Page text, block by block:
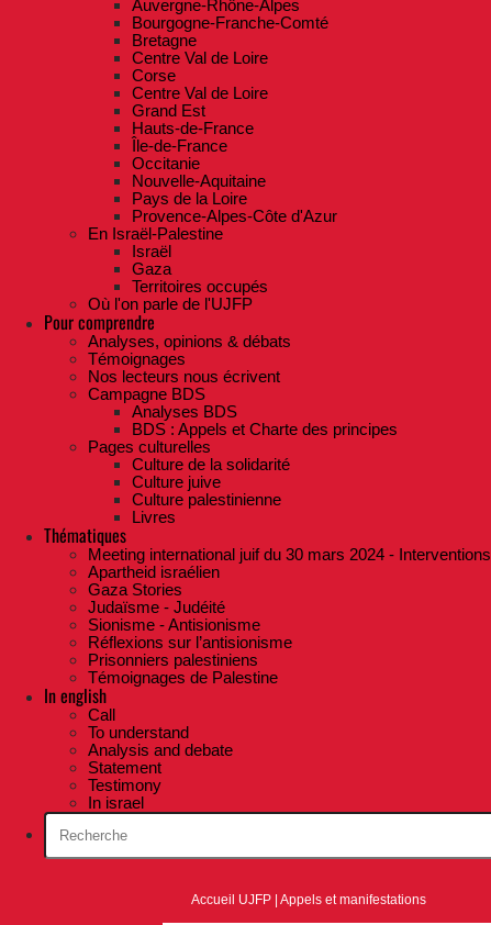
Auvergne-Rhône-Alpes
Bourgogne-Franche-Comté
Bretagne
Centre Val de Loire
Corse
Centre Val de Loire
Grand Est
Hauts-de-France
Île-de-France
Occitanie
Nouvelle-Aquitaine
Pays de la Loire
Provence-Alpes-Côte d'Azur
En Israël-Palestine
Israël
Gaza
Territoires occupés
Où l'on parle de l'UJFP
Pour comprendre
Analyses, opinions & débats
Témoignages
Nos lecteurs nous écrivent
Campagne BDS
Analyses BDS
BDS : Appels et Charte des principes
Pages culturelles
Culture de la solidarité
Culture juive
Culture palestinienne
Livres
Thématiques
Meeting international juif du 30 mars 2024 - Interventions
Apartheid israélien
Gaza Stories
Judaïsme - Judéité
Sionisme - Antisionisme
Réflexions sur l’antisionisme
Prisonniers palestiniens
Témoignages de Palestine
In english
Call
To understand
Analysis and debate
Statement
Testimony
In israel
Accueil UJFP |Appels et manifestations